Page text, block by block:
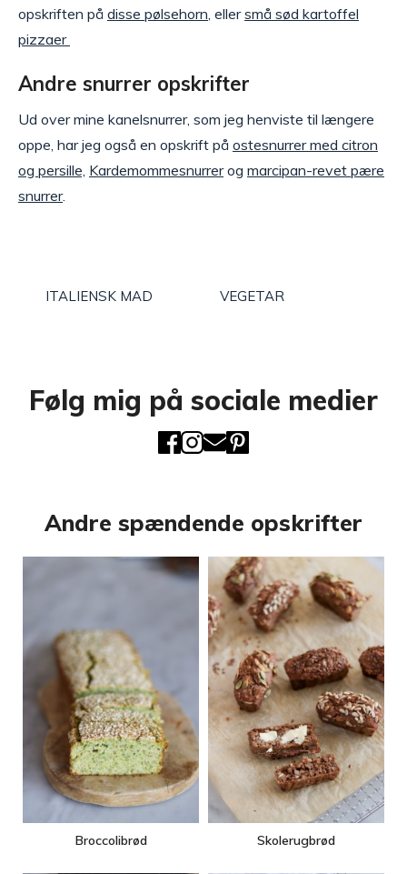
opskriften på disse pølsehorn, ellersmå sød kartoffel
pizzaer
Andre snurrer opskrifter
Ud over mine kanelsnurrer, som jeg henviste til længere
oppe, har jeg også en opskrift på ostesnurrer med citron
og persille, Kardemommesnurrerog marcipan-revet pære
snurrer.
ITALIENSK MAD VEGETAR
Følg mig på sociale medier
Andre spændende opskrifter
Broccolibrød Skolerugbrød